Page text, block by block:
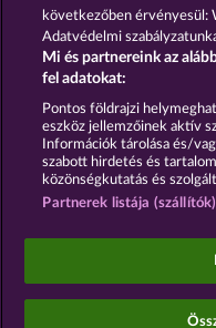
A cég
célt
befolyásolják,
©2026
következőben érvényesül:
Adatvédelmi
Mi és partnereink az
fel adatokat:
Pontos földrajzi
eszköz jellemzőinek aktív
Információk tárolása és/
szabott hirdetés és
közönségkutatás és
Partnerek listája (szállítók)